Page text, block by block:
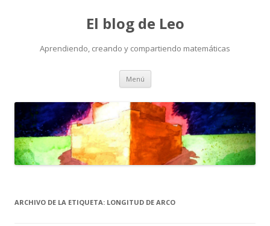
El blog de Leo
Aprendiendo, creando y compartiendo matemáticas
Menú Saltar
contenido
ARCHIVO DE LA ETIQUETA: LONGITUD DE ARCO